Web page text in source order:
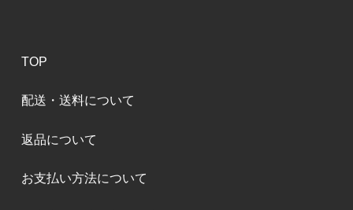
TOP
配送・送料について
返品について
お支払い方法について